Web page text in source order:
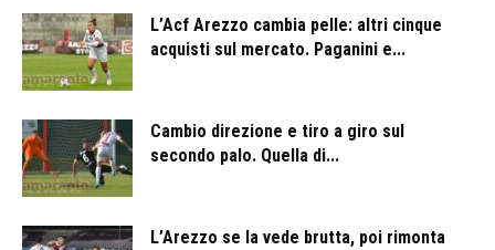
L’Acf Arezzo cambia pelle: altri cinque
acquisti sul mercato. Paganini e...
Cambio direzione e tiro a giro sul
secondo palo. Quella di...
L’Arezzo se la vede brutta, poi rimonta